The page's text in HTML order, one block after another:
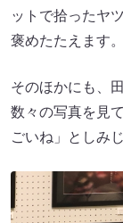
ットで拾ったヤ
褒めたたえます。
そのほかにも、
数々の写真を見
ごいね」としみ